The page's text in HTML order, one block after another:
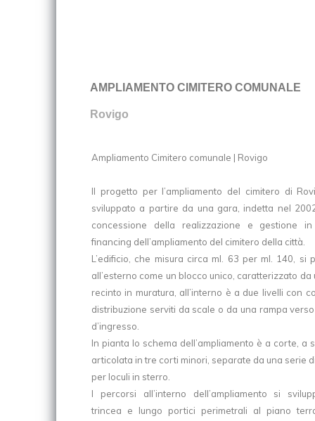
AMPLIAMENTO CIMITERO COMUNALE
Rovigo
Ampliamento Cimitero comunale | Rovigo
Il progetto per l’ampliamento del cimitero di
sviluppato a partire da una gara, indetta nel
concessione della realizzazione e gestione
financing dell’ampliamento del cimitero della città.
L’edificio, che misura circa ml. 63 per ml. 140, si
all’esterno come un blocco unico, caratterizzato da
recinto in muratura, all’interno è a due livelli con
distribuzione serviti da scale o da una rampa
d’ingresso.
In pianta lo schema dell’ampliamento è a corte, a
articolata in tre corti minori, separate da una serie
per loculi in sterro.
I percorsi all’interno dell’ampliamento si
trincea e lungo portici perimetrali al piano